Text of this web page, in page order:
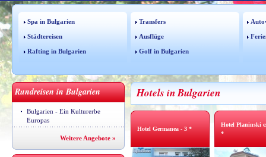
Spa in Bulgarien Transfers
Städtereisen Ausflüge
Rafting in Bulgarien Golf in Bulgarien
Rundreisen in Bulgarien
Bulgarien - Ein Kulturerbe
Europas
Weitere Angebote »
Hotels in Bulgarien
Hotel Germanea - 3 *
Hotel Planinski
*